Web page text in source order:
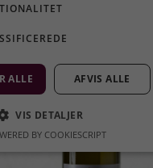
ALLE AFVIS ALLE
VIS DETALJER
BY COOKIESCRIPT